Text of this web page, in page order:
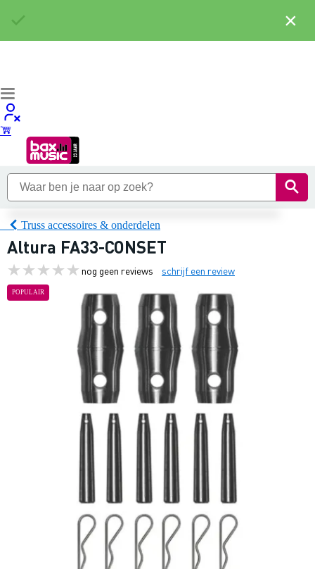
Truss accessoires & onderdelen
Altura FA33-CONSET
nog geen reviews schrijf een review
POPULAIR
×